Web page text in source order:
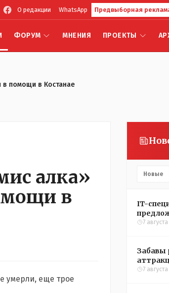
О редакции WhatsApp Предвыборная
ФОРУМ МНЕНИЯ ПРОЕКТЫ
в помощи в Костанае
алка»
в
умерли, еще трое
Новые
IT-
7
Забавы
7